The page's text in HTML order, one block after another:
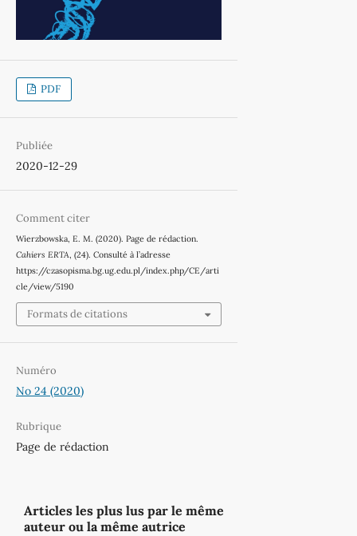
PDF
Publiée
2020-12-29
Comment citer
Wierzbowska, E. M. (2020). Page de rédaction.
Cahiers ERTA , (24). Consulté à l’adresse
https://czasopisma.bg.ug.edu.pl/index.php/CE/arti
cle/view/5190
Formats de citations
Numéro
No 24 (2020)
Rubrique
Page de rédaction
Articles les plus lus par le même
auteur ou la même autrice